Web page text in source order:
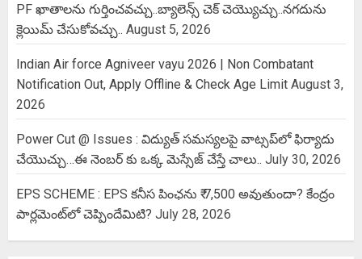
PF ఖాతాలను గుర్తించవచ్చు..బ్యాలెన్స్ చెక్ చెయ్యొచ్చు..నగదును
క్లెయిమ్ చేసుకోవచ్చు.. August 5, 2026
Indian Air force Agniveer vayu 2026 | Non Combatant
Notification Out, Apply Offline & Check Age Limit August 3,
2026
Power Cut @ Issues : విద్యుత్ సమస్యలపై వాట్సప్‌లో ఫిర్యాదు
చేయొచ్చు…ఈ నెంబర్ కు ఒక్క మెస్సేజ్ చేస్తే చాలు.. July 30, 2026
EPS SCHEME : EPS కనీస పింఛను ₹ 7,500 అవుతుందా? కేంద్రం
పార్లమెంట్‌లో చెప్పిందేమిటి? July 28, 2026